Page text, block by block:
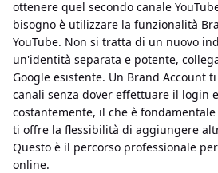
ottenere quel secondo canale
bisogno è utilizzare la funzionalità
YouTube. Non si tratta di un nuovo
un'identità separata e potente,
Google esistente. Un Brand Account
canali senza dover effettuare il login
costantemente, il che è
ti offre la flessibilità di aggiungere
Questo è il percorso professionale
online.